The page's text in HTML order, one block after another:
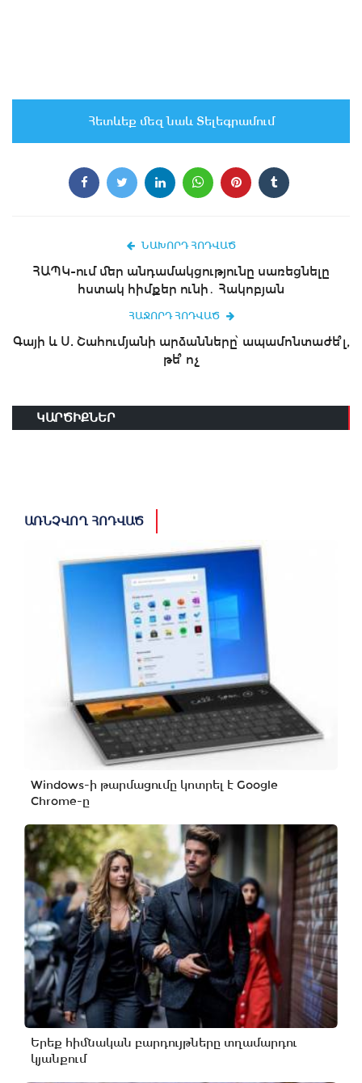
Հետևեք մեզ նաև Տելեգրամում
ՆԱԽՈՐԴ ՀՈԴՎԱԾ
ՀԱՊԿ-ում մեր անդամակցությունը սառեցնելը
հստակ հիմքեր ունի․ Հակոբյան
ՀԱՋՈՐԴ ՀՈԴՎԱԾ
Գայի և Ս. Շահումյանի արձանները՝ ապամոնտաժե՞լ,
թե՞ ոչ
ԿԱՐԾԻՔՆԵՐ
ԱՌՆՉՎՈՂ ՀՈԴՎԱԾ
Windows-ի թարմացումը կոտրել է Google
Chrome-ը
Երեք հիմնական բարդույթները տղամարդու
կյանքում